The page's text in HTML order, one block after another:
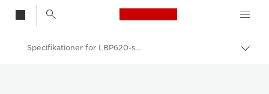
Canon Logo, back
Skift
Specifikationer for LBP620-serien